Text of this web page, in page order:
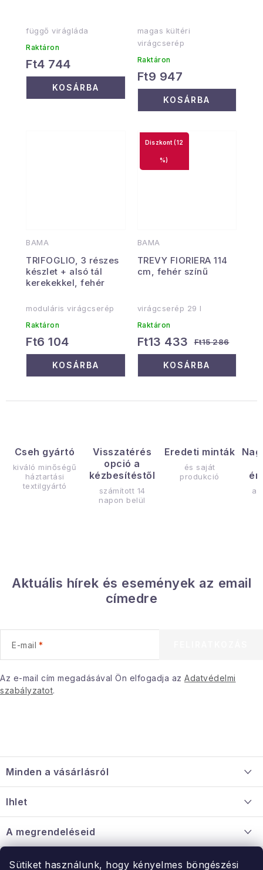
Sütiket használunk, hogy kényelmes böngészési
Cseh gyártó
kiváló minőségű
háztartási
textilgyártó
Visszatérés
opció a
kézbesítéstől
számított 14
napon belül
Eredeti minták
és saját
produkció
függő virágláda
Raktáron
Ft4 744
KOSÁRBA
magas kültéri
virágcserép
Raktáron
Ft9 947
KOSÁRBA
BAMA
TRIFOGLIO, 3 részes
készlet + alsó tál
kerekekkel, fehér
moduláris virágcserép
Raktáron
Ft6 104
KOSÁRBA
BAMA
TREVY FIORIERA 114
cm, fehér színű
(12
%)
virágcserép 29 l
Raktáron
Ft13 433 Ft15 286
KOSÁRBA
Aktuális hírek és események az email
címedre
E-mail
Az e-mail cím megadásával Ön elfogadja az Adatvédelmi
szabályzatot.
á
b
é
c
Minden a vásárlásról
Információ a mellékletről
Nagykereskedelmi együttműködés
Ihlet
A megrendeléseid
Érintkezés